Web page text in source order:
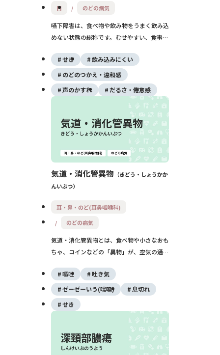
目 のどの病気
嚥下障害は、食べ物や飲み物をうまく飲み込
めない状態の総称です。むせやすい、食事に
り、誤嚥性肺炎や栄養不足につながることが
あります。早めに専門医や言語聴覚士による
評価・リハビリを受けることが大切です.。
せき
飲み込みにくい
のどのつかえ・違和感
声のかすれ
だるさ・倦怠感
気道・消化管異物
きどう・しょうかか
んいぶつ
耳・鼻・のど(耳鼻咽喉科)
のどの病気
気道・消化管異物とは、食べ物や小さなおも
ちゃ、コインなどの「異物」が、空気の通り
まってしまう状態です。特に子どもや高齢者
では命に関わることもあるため、早めの受診
と適切な対応がとても重要です。
嘔吐
吐き気
ゼーゼーいう(喘鳴)
息切れ
せき